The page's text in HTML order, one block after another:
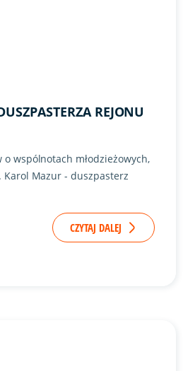
REJONU
o wspólnotach młodzieżowych,
Karol Mazur - duszpasterz
CZYTAJ DALEJ